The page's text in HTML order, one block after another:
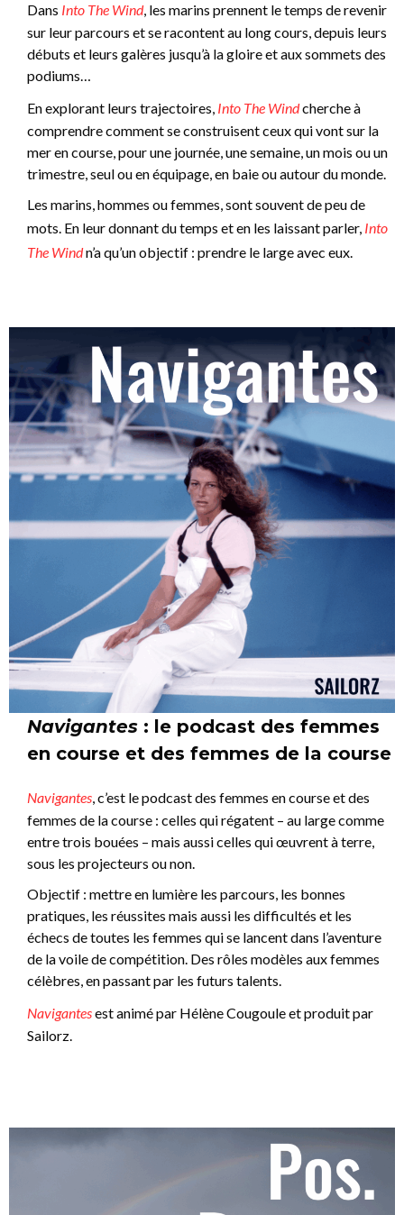
Dans Into The Wind, les marins prennent le temps de revenir
sur leur parcours et se racontent au long cours, depuis leurs
débuts et leurs galères jusqu’à la gloire et aux sommets des
podiums…
En explorant leurs trajectoires, Into The Windcherche à
comprendre comment se construisent ceux qui vont sur la
mer en course, pour une journée, une semaine, un mois ou un
trimestre, seul ou en équipage, en baie ou autour du monde.
Les marins, hommes ou femmes, sont souvent de peu de
mots. En leur donnant du temps et en les laissant parler, Into
The Windn’a qu’un objectif : prendre le large avec eux.
Navigantes : le podcast des femmes
en course et des femmes de la course
Navigantes, c’est le podcast des femmes en course et des
femmes de la course : celles qui régatent – au large comme
entre trois bouées – mais aussi celles qui œuvrent à terre,
sous les projecteurs ou non.
Objectif : mettre en lumière les parcours, les bonnes
pratiques, les réussites mais aussi les difficultés et les
échecs de toutes les femmes qui se lancent dans l’aventure
de la voile de compétition. Des rôles modèles aux femmes
célèbres, en passant par les futurs talents.
Navigantesest animé par Hélène Cougoule et produit par
Sailorz.